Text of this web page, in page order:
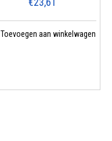
Toevoegen aan winkelwagen